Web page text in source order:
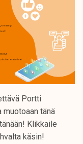
Portti
muotoaan tänä
Klikkaile
käsin!